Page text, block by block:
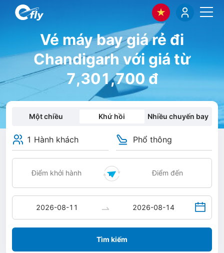
Vé máy bay giá rẻ đi
Chandigarh với giá từ
7,301,700 đ
Một chiều Khứ hồi Nhiều chuyến bay
1 Hành khách Phổ thông
Tìm kiếm